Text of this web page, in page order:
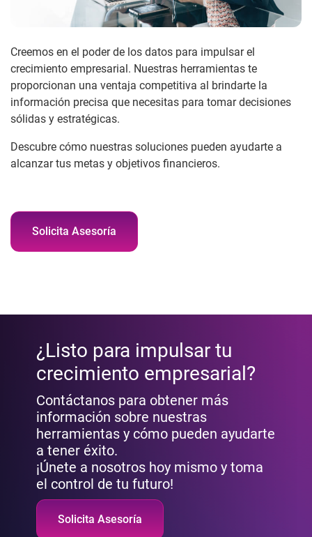
Creemos en el poder de los datos para impulsar el
crecimiento empresarial. Nuestras herramientas te
proporcionan una ventaja competitiva al brindarte la
información precisa que necesitas para tomar decisiones
sólidas y estratégicas.
Descubre cómo nuestras soluciones pueden ayudarte a
alcanzar tus metas y objetivos financieros.
Solicita Asesoría
¿Listo para impulsar tu
crecimiento empresarial?
Contáctanos para obtener más
información sobre nuestras
herramientas y cómo pueden ayudarte
a tener éxito.
¡Únete a nosotros hoy mismo y toma
el control de tu futuro!
Solicita Asesoría